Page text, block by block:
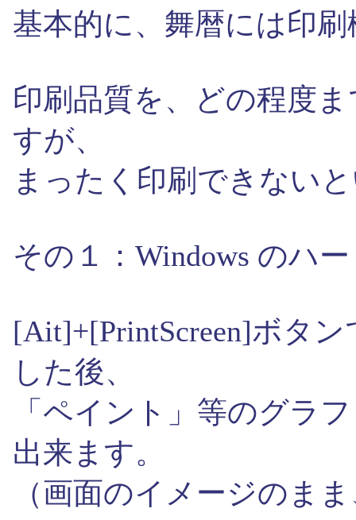
基本的に、舞暦には印
印刷品質を、どの程度
すが、
まったく印刷できない
その１：Windows のハ
[Ait]+[PrintScreen]ボタ
した後、
「ペイント」等のグラ
出来ます。
（画面のイメージのま